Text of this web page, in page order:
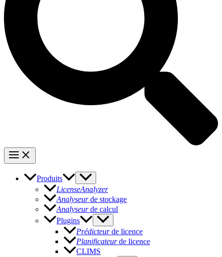
Produits
LicenseAnalyzer
Analyseurde stockage
Analyseurde calcul
Plugins
Prédicteurde licence
Planificateurde licence
CLIMS